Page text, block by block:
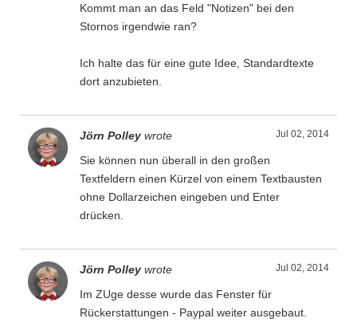
Kommt man an das Feld "Notizen" bei den
Stornos irgendwie ran?
Ich halte das für eine gute Idee, Standardtexte
dort anzubieten.
Jul 02, 2014
Jörn Polley wrote
Sie können nun überall in den großen
Textfeldern einen Kürzel von einem Textbausten
ohne Dollarzeichen eingeben und Enter
drücken.
Jul 02, 2014
Jörn Polley wrote
Im ZUge desse wurde das Fenster für
Rückerstattungen - Paypal weiter ausgebaut.